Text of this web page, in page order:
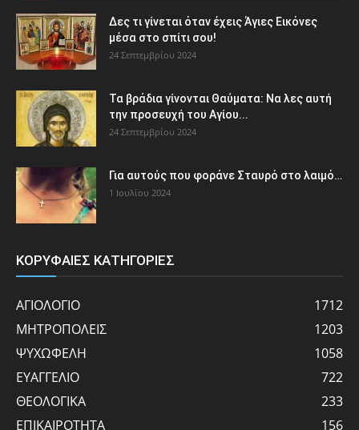
Δες τι γίνεται όταν έχεις Άγιες Εικόνες
μέσα στο σπίτι σου!
24 Σεπτεμβρίου 2024
Τα βράδια γίνονται Θαύματα: Να λες αυτή
την προσευχή του Αγίου...
24 Σεπτεμβρίου 2024
Για αυτούς που φοράνε Σταυρό στο λαιμό…
1 Ιουλίου 2024
ΚΟΡΥΦΑΙΕΣ ΚΑΤΗΓΟΡΙΕΣ
ΑΓΙΟΛΟΓΙΟ
1712
ΜΗΤΡΟΠΟΛΕΙΣ
1203
ΨΥΧΩΦΕΛΗ
1058
ΕΥΑΓΓΕΛΙΟ
722
ΘΕΟΛΟΓΙΚΑ
233
ΕΠΙΚΑΙΡΟΤΗΤΑ
156